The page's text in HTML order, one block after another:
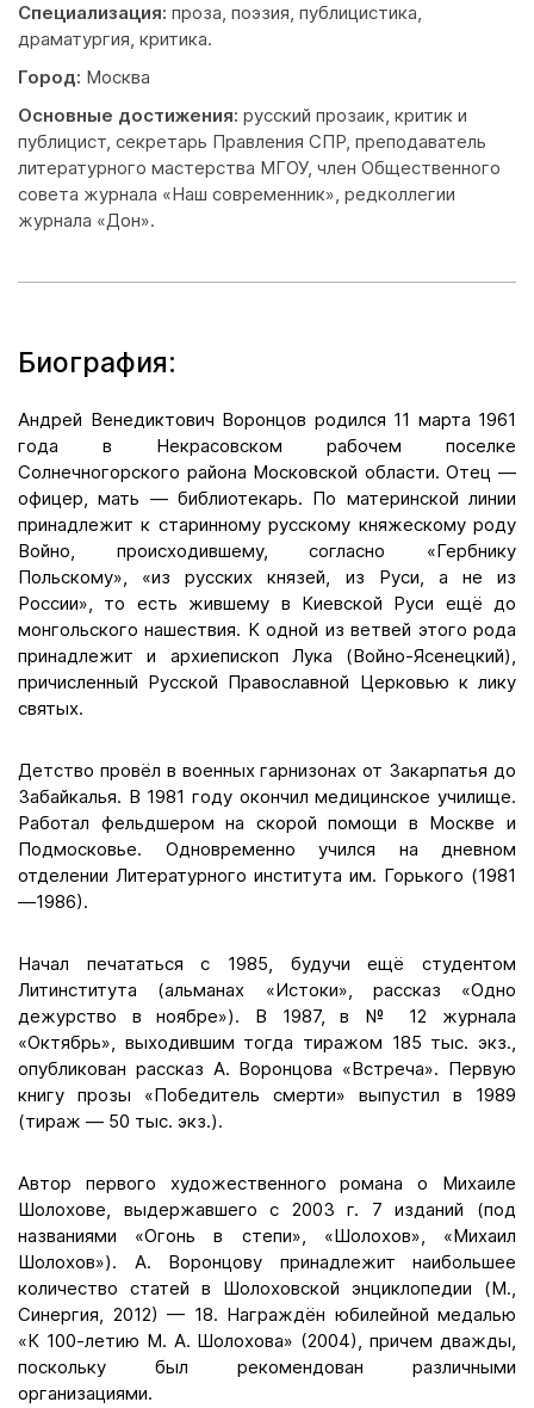
Специализация: проза, поэзия, публицистика,
драматургия, критика.
Город: Москва
Основные достижения: русский прозаик, критик и
публицист, секретарь Правления СПР, преподаватель
литературного мастерства МГОУ, член Общественного
совета журнала «Наш современник», редколлегии
журнала «Дон».
Биография:
Андрей Венедиктович Воронцов родился 11 марта 1961
года в Некрасовском рабочем поселке
Солнечногорского района Московской области. Отец —
офицер, мать — библиотекарь. По материнской линии
принадлежит к старинному русскому княжескому роду
Войно, происходившему, согласно «Гербнику
Польскому», «из русских князей, из Руси, а не из
России», то есть жившему в Киевской Руси ещё до
монгольского нашествия. К одной из ветвей этого рода
принадлежит и архиепископ Лука (Войно-Ясенецкий),
причисленный Русской Православной Церковью к лику
святых.
Детство провёл в военных гарнизонах от Закарпатья до
Забайкалья. В 1981 году окончил медицинское училище.
Работал фельдшером на скорой помощи в Москве и
Подмосковье. Одновременно учился на дневном
отделении Литературного института им. Горького (1981
—1986).
Начал печататься с 1985, будучи ещё студентом
Литинститута (альманах «Истоки», рассказ «Одно
дежурство в ноябре»). В 1987, в № 12 журнала
«Октябрь», выходившим тогда тиражом 185 тыс. экз.,
опубликован рассказ А. Воронцова «Встреча». Первую
книгу прозы «Победитель смерти» выпустил в 1989
(тираж — 50 тыс. экз.).
Автор первого художественного романа о Михаиле
Шолохове, выдержавшего с 2003 г. 7 изданий (под
названиями «Огонь в степи», «Шолохов», «Михаил
Шолохов»). А. Воронцову принадлежит наибольшее
количество статей в Шолоховской энциклопедии (М.,
Синергия, 2012) — 18. Награждён юбилейной медалью
«К 100-летию М. А. Шолохова» (2004), причем дважды,
поскольку был рекомендован различными
организациями.